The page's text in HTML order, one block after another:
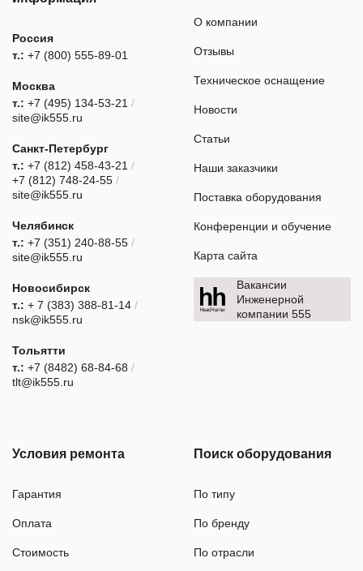
Россия
т.: +7 (800) 555-89-01
Москва
т.: +7 (495) 134-53-21 /
site@ik555.ru
Санкт-Петербург
т.: +7 (812) 458-43-21 /
+7 (812) 748-24-55 /
site@ik555.ru
Челябинск
т.: +7 (351) 240-88-55 /
site@ik555.ru
Новосибирск
т.: + 7 (383) 388-81-14 /
nsk@ik555.ru
Тольятти
т.: +7 (8482) 68-84-68 /
tlt@ik555.ru
О компании
Отзывы
Техническое оснащение
Новости
Статьи
Наши заказчики
Поставка оборудования
Конференции и обучение
Карта сайта
Вакансии
Инженерной
компании 555
Условия ремонта
Гарантия
Оплата
Стоимость
Поиск оборудования
По типу
По бренду
По отрасли